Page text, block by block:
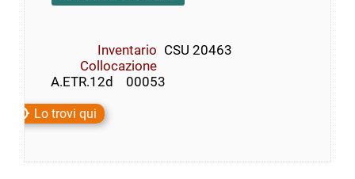
Inventario CSU 20463
Collocazione
    A.ETR.12d    00053
Lo trovi qui